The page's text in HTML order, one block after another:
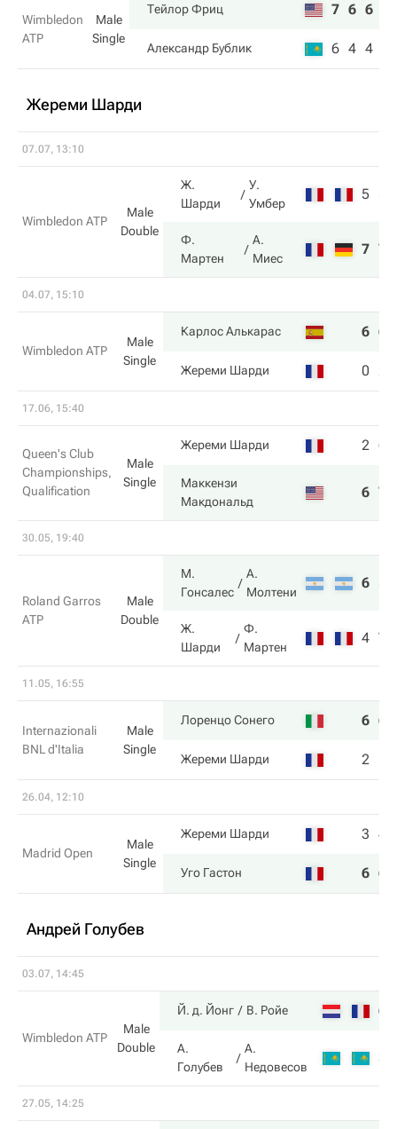
Wimbledon
ATP
Male
Single
Тейлор Фриц 7 6 6
Александр Бублик 6 4 4
Жереми Шарди
07.07, 13:10
Wimbledon ATP
Male
Double
Ж.
Шарди
У.
Умбер
5 5
Ф.
Мартен
А.
Миес
7 7
04.07, 15:10
Wimbledon ATP
Male
Single
Карлос Алькарас 6 6
Жереми Шарди 0 2
17.06, 15:40
Queen's Club
Championships,
Qualification
Male
Single
Жереми Шарди 2 6
Маккензи
Макдональд
6 7
30.05, 19:40
Roland Garros
ATP
Male
Double
М.
Гонсалес
А.
Молтени
6 5
Ж.
Шарди
Ф.
Мартен
4 7
11.05, 16:55
Internazionali
BNL d'Italia
Male
Single
Лоренцо Сонего 6 6
Жереми Шарди 2
26.04, 12:10
Madrid Open
Male
Single
Жереми Шарди 3 4
Уго Гастон 6 6
Андрей Голубев
03.07, 14:45
Wimbledon ATP
Male
Double
Й. д. Йонг В. Ройе 6
А.
Голубев
А.
Недовесов
3
27.05, 14:25